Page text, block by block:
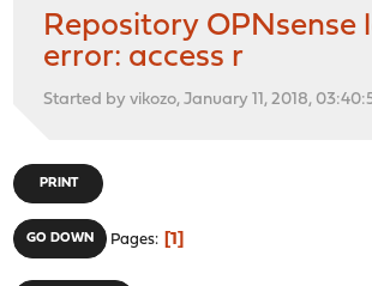
Repository OPNsense
error: access r
Started by vikozo, January 11, 2018,
PRINT
GO DOWN Pages 1